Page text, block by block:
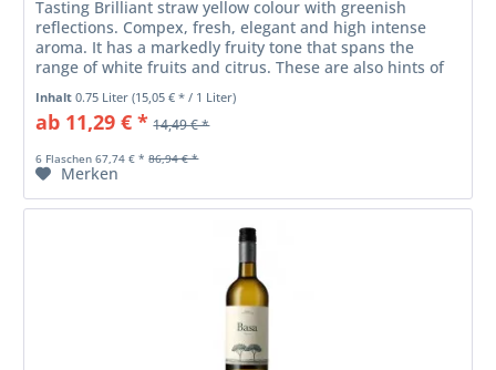
Tasting Brilliant straw yellow colour with greenish
reflections. Compex, fresh, elegant and high intense
aroma. It has a markedly fruity tone that spans the
range of white fruits and citrus. These are also hints of
Inhalt0.75 Liter(15,05 € * / 1 Liter)
ab 11,29 € * 14,49 € *
6 Flaschen 67,74 € * 86,94 € *
Merken